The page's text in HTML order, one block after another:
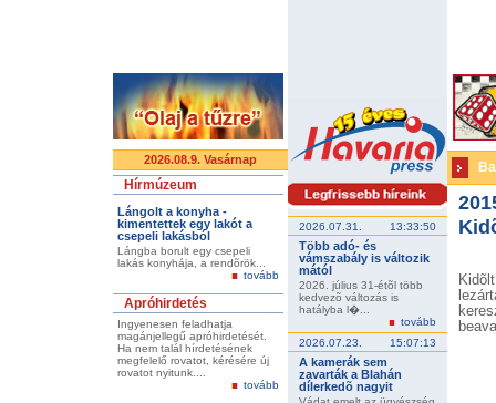
2026.08.9. Vasárnap
Hírmúzeum
Lángolt a konyha -
kimentettek egy lakót a
csepeli lakásból
Lángba borult egy csepeli
lakás konyhája, a rendõrök...
tovább
Apróhirdetés
Ingyenesen feladhatja
magánjellegű apróhirdetését.
Ha nem talál hírdetésének
megfelelő rovatot, kérésére új
rovatot nyitunk....
tovább
2026.07.31. 13:33:50
Több adó- és
vámszabály is változik
mától
2026. július 31-étõl több
kedvezõ változás is
hatályba l�...
tovább
2026.07.23.
15:07:13
A kamerák sem
zavarták a Blahán
dílerkedõ nagyit